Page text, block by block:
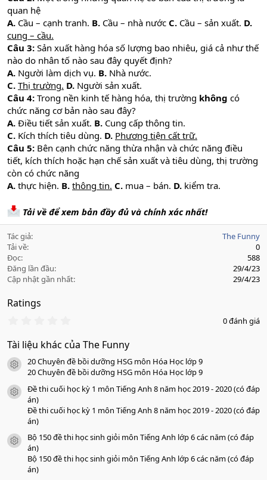
quan hệ
A. Cầu – cạnh tranh. B. Cầu – nhà nước C. Cầu – sản xuất. D.
cung – cầu.
Câu 3: Sản xuất hàng hóa số lượng bao nhiêu, giá cả như thế
nào do nhân tố nào sau đây quyết định?
A. Người làm dịch vụ. B. Nhà nước.
C. Thị trường. D. Người sản xuất.
Câu 4: Trong nền kinh tế hàng hóa, thị trường không có
chức năng cơ bản nào sau đây?
A. Điều tiết sản xuất. B. Cung cấp thông tin.
C. Kích thích tiêu dùng. D. Phương tiện cất trữ.
Câu 5: Bên cạnh chức năng thừa nhận và chức năng điều
tiết, kích thích hoặc hạn chế sản xuất và tiêu dùng, thị trường
còn có chức năng
A. thực hiện. B. thông tin. C. mua – bán. D. kiểm tra.
Tải về để xem bản đầy đủ và chính xác nhất!
Tác giả
The Funny
Tải về
0
Đọc
588
Đăng lần đầu
29/4/23
Cập nhật gần nhất
29/4/23
Ratings
0
0
s
a
o
0 đánh giá
Tài liệu khác của The Funny
icon tài liệu
20 Chuyên đề bồi dưỡng HSG môn Hóa Học lớp 9
20 Chuyên đề bồi dưỡng HSG môn Hóa Học lớp 9
icon tài liệu
Đề thi cuối học kỳ 1 môn Tiếng Anh 8 năm học 2019 - 2020 (có đáp
án)
Đề thi cuối học kỳ 1 môn Tiếng Anh 8 năm học 2019 - 2020 (có đáp
án)
icon tài liệu
Bộ 150 đề thi học sinh giỏi môn Tiếng Anh lớp 6 các năm (có đáp
án)
Bộ 150 đề thi học sinh giỏi môn Tiếng Anh lớp 6 các năm (có đáp
án)